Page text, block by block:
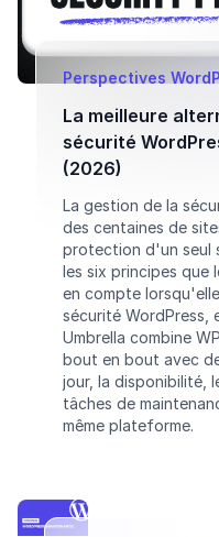
Perspectives
La meilleure
sécurité
(2026)
La gestion de la
des centaines de
protection d'un seul
les six principes que
en compte
sécurité WordPress,
Umbrella combine
bout en bout avec
jour, la disponibilité,
tâches de
même plateforme.